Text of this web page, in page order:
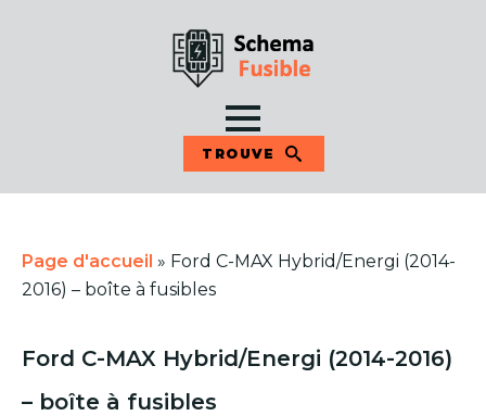
TROUVE
Page d'accueil » Ford C-MAX Hybrid/Energi (2014-
2016) – boîte à fusibles
Ford C-MAX Hybrid/Energi (2014-2016)
– boîte à fusibles